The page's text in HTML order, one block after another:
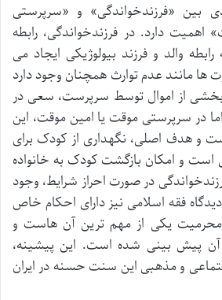
بین «فرزندخواندگی» و «سرپرستی
دارد. در فرزندخواندگی، رابطه
والد و فرزند بیولوژیکی ایجاد می
ها مانند عدم توارث همچنان وجود دارد
بخشی از اموال توسط سرپرست، سعی در
در سرپرستی موقت یا امین موقت، این
و هدف اصلی، نگهداری از کودک برای
و امکان بازگشت کودک به خانواده
در صورت احراز شرایط، وجود
دیدگاه فقه اسلامی نیز دارای احکام خاص
یکی از مهم ترین آن هاست و
آن پیش بینی شده است. این پیشینه،
و مذهبی این سنت حسنه در ایران